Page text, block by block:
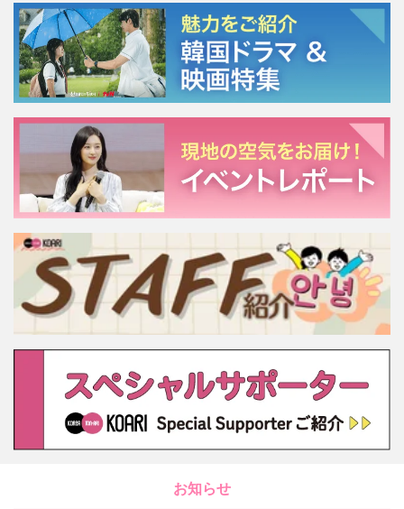
お知らせ